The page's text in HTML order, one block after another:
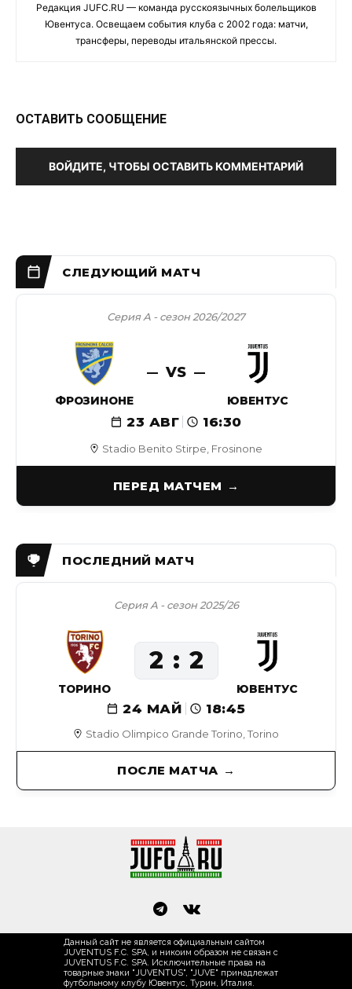
Редакция JUFC.RU — команда русскоязычных болельщиков
Ювентуса. Освещаем события клуба с 2002 года: матчи,
трансферы, переводы итальянской прессы.
ОСТАВИТЬ СООБЩЕНИЕ
ВОЙДИТЕ, ЧТОБЫ ОСТАВИТЬ КОММЕНТАРИЙ
Stadio Benito Stirpe, Frosinone
Серия А - сезон 2026/2027
ФРОЗИНОНЕ
VS
ЮВЕНТУС
23 АВГ 16:30
ПЕРЕД МАТЧЕМ
Stadio Olimpico Grande Torino, Torino
Серия А - сезон 2025/26
24 МАЙ 18:45
ТОРИНО
2 2
ЮВЕНТУС
ПОСЛЕ МАТЧА
Данный сайт не является официальным сайтом
JUVENTUS F.C. SPA, и никоим образом не связан с
JUVENTUS F.C. SPA. Исключительные права на
товарные знаки "JUVENTUS", "JUVE" принадлежат
футбольному клубу Ювентус, Турин, Италия.